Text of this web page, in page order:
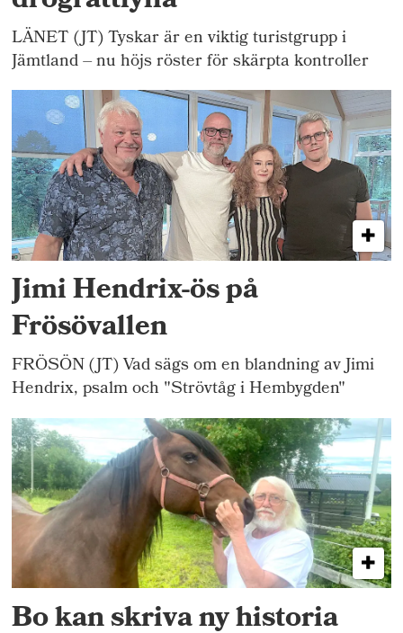
LÄNET (JT) Tyskar är en viktig turistgrupp i
Jämtland – nu höjs röster för skärpta kontroller
Jimi Hendrix-ös på
Frösövallen
FRÖSÖN (JT) Vad sägs om en blandning av Jimi
Hendrix, psalm och "Strövtåg i Hembygden"
Bo kan skriva ny historia